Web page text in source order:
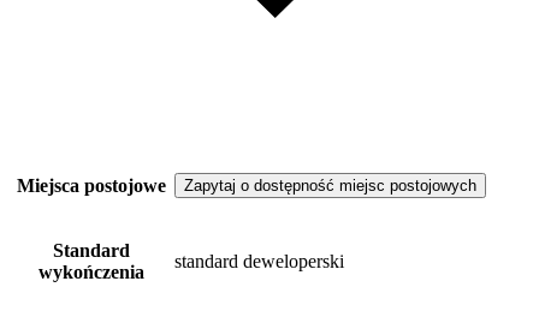
Miejsca postojowe Zapytaj o dostępność miejsc postojowych
Standard
wykończenia
standard deweloperski